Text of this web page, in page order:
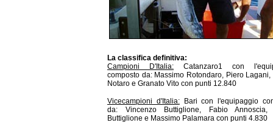
La classifica definitiva:
Campioni D'Italia: Catanzaro1 con
composto da: Massimo Rotondaro, Piero Lagani,
Notaro e Granato Vito con punti 12.840
Vicecampioni d'Italia:Bari con l'equipaggio
da: Vincenzo Buttiglione, Fabio Annoscia,
Buttiglione e Massimo Palamara con punti 4.830